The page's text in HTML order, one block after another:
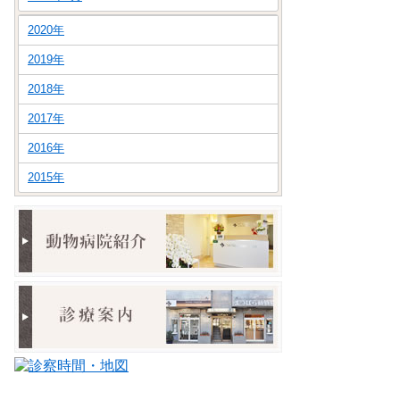
2020年
2019年
2018年
2017年
2016年
2015年